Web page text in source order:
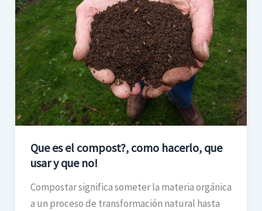
Que es el compost?, como hacerlo, que
usar y que no!
Compostar significa someter la materia orgánica
a un proceso de transformación natural hasta
compost?,
como
hacerlo,
que
usar
y
que
no!